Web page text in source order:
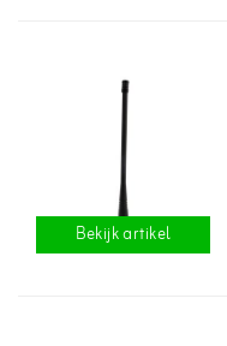
Bekijk artikel